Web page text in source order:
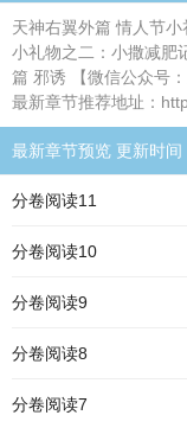
天神右翼外篇 情人节
小礼物之二：小撒减肥
篇 邪诱 【微信公众号：
最新章节推荐地址：
最新章节预览 更新时
分卷阅读11
分卷阅读10
分卷阅读9
分卷阅读8
分卷阅读7